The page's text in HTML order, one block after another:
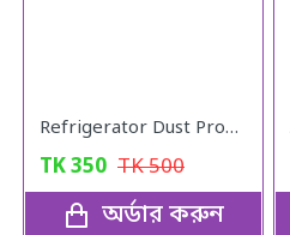
Refrigerator Dust Proof Cover
TK350 TK500
অর্ডার করুন